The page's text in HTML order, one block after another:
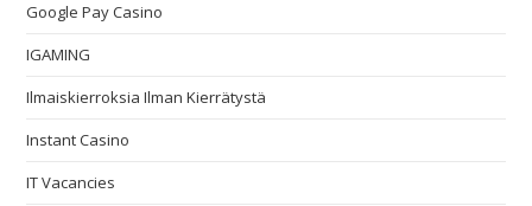
Google Pay Casino
IGAMING
Ilmaiskierroksia Ilman Kierrätystä
Instant Casino
IT Vacancies